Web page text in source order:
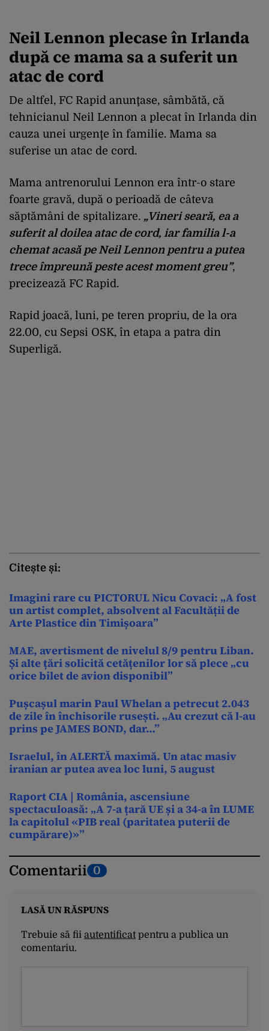
Neil Lennon plecase în Irlanda
după ce mama sa a suferit un
atac de cord
De altfel, FC Rapid anunţase, sâmbătă, că
tehnicianul Neil Lennon a plecat în Irlanda din
cauza unei urgenţe în familie. Mama sa
suferise un atac de cord.
Mama antrenorului Lennon era într-o stare
foarte gravă, după o perioadă de câteva
săptămâni de spitalizare. „Vineri seară, ea a
suferit al doilea atac de cord, iar familia l-a
chemat acasă pe Neil Lennon pentru a putea
trece împreună peste acest moment greu”,
precizează FC Rapid.
Rapid joacă, luni, pe teren propriu, de la ora
22.00, cu Sepsi OSK, în etapa a patra din
Superligă.
Citește și:
Imagini rare cu PICTORUL Nicu Covaci: „A fost
un artist complet, absolvent al Facultății de
Arte Plastice din Timișoara”
MAE, avertisment de nivelul 8/9 pentru Liban.
Și alte țări solicită cetățenilor lor să plece „cu
orice bilet de avion disponibil”
Pușcașul marin Paul Whelan a petrecut 2.043
de zile în închisorile rusești. „Au crezut că l-au
prins pe JAMES BOND, dar…”
Israelul, în ALERTĂ maximă. Un atac masiv
iranian ar putea avea loc luni, 5 august
Raport CIA | România, ascensiune
spectaculoasă: „A 7-a țară UE și a 34-a în LUME
la capitolul «PIB real (paritatea puterii de
cumpărare)»”
Comentarii 0
LASĂ UN RĂSPUNS
Trebuie să fii autentificatpentru a publica un
comentariu.